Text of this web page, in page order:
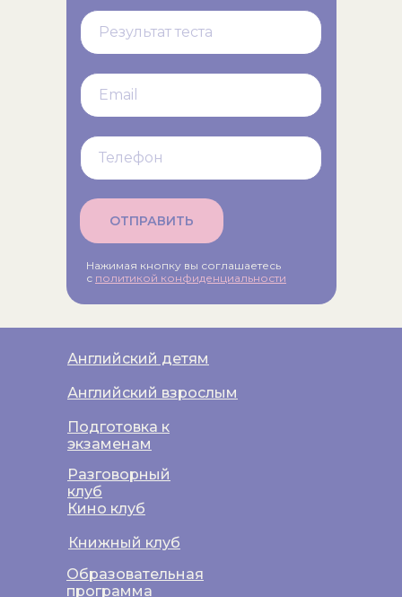
ОТПРАВИТЬ
Нажимая кнопку вы соглашаетесь
с политикой конфиденциальности
Английский детям
Разговорный
клуб
Образовательная
программа
Английский взрослым
Кино клуб
Книжный клуб
Подготовка к
экзаменам